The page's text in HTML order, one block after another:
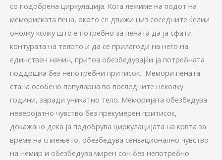
со подобрена циркулација. Кога лежиме на подот на
мемориската пена, окото се движи низ соседните ќелии
онолку колку што е потребно за пената да ја сфати
контурата на телото и да се прилагоди на него на
единствен начин, притоа обезбедувајќи ја потребната
поддршка без непотребни притисок. Мемори пената
стана особено популарна во последните неколку
години, заради уникатно тело. Меморијата обезбедува
неверојатно чувство без прекумерен притисок,
докажано дека ја подобрува циркулацијата на крвта за
време на спиењето, обезбедува сензационално чувство
на немир и обезбедува мирен сон без непотребно